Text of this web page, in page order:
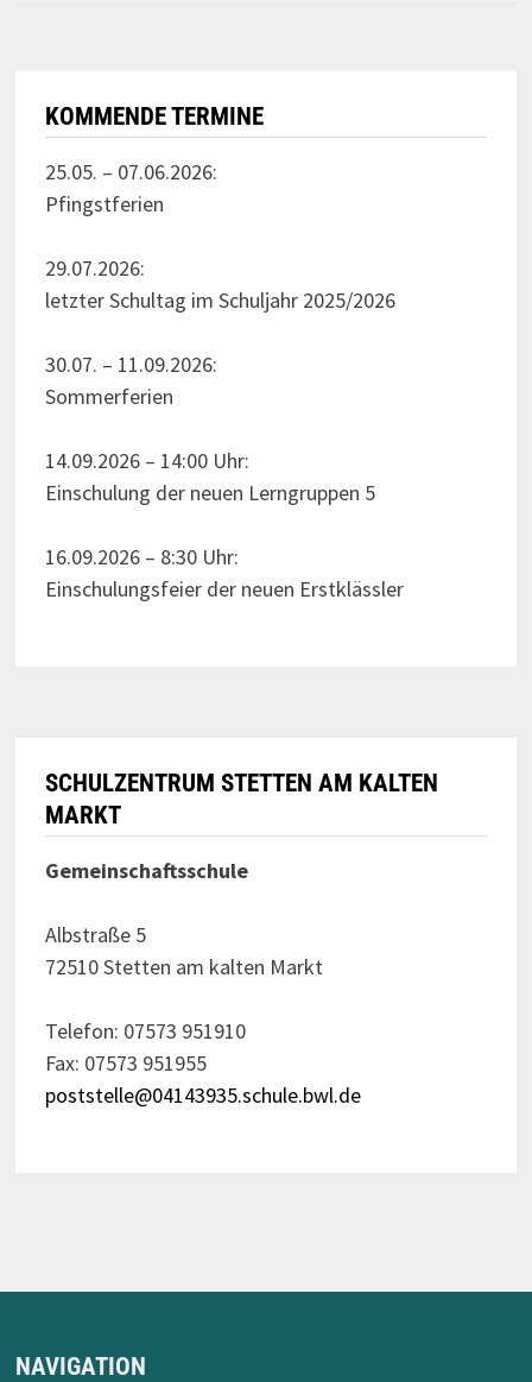
KOMMENDE TERMINE
25.05. – 07.06.2026:
Pfingstferien
29.07.2026:
letzter Schultag im Schuljahr 2025/2026
30.07. – 11.09.2026:
Sommerferien
14.09.2026 – 14:00 Uhr:
Einschulung der neuen Lerngruppen 5
16.09.2026 – 8:30 Uhr:
Einschulungsfeier der neuen Erstklässler
SCHULZENTRUM STETTEN AM KALTEN
MARKT
Gemeinschaftsschule
Albstraße 5
72510 Stetten am kalten Markt
Telefon: 07573 951910
Fax: 07573 951955
poststelle@04143935.schule.bwl.de
NAVIGATION